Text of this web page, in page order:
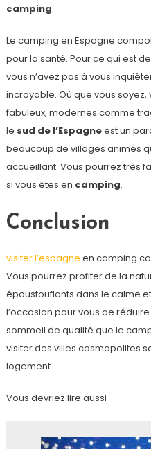
camping.
Le camping en Espagne
pour la santé. Pour ce qui est
vous n’avez pas à vous
incroyable. Où que vous
fabuleux, modernes comme
le sud de l’Espagneest un
beaucoup de villages animés
accueillant. Vous pourrez très
si vous êtes en camping.
Conclusion
visiter l’espagne en camping
Vous pourrez profiter de la
époustouflants dans le calme
l’occasion pour vous de
sommeil de qualité que le
visiter des villes cosmopolites
logement.
Vous devriez lire aussi